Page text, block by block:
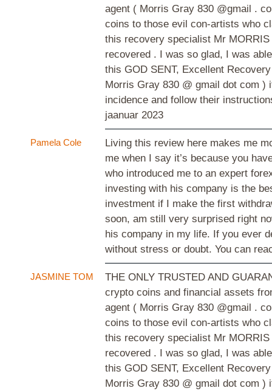
agent ( Morris Gray 830 @gmail .
coins to those evil con-artists who
this recovery specialist Mr
recovered . I was so glad, I was
this GOD SENT, Excellent
Morris Gray 830 @ gmail dot com
incidence and follow their
jaanuar 2023
Pamela Cole
Living this review here makes me
me when I say it’s because you
who introduced me to an expert
investing with his company is the
investment if I make the first
soon, am still very surprised right
his company in my life. If you ever
without stress or doubt. You can
JASMINE TOM
THE ONLY TRUSTED AND
crypto coins and financial assets
agent ( Morris Gray 830 @gmail .
coins to those evil con-artists who
this recovery specialist Mr
recovered . I was so glad, I was
this GOD SENT, Excellent
Morris Gray 830 @ gmail dot com